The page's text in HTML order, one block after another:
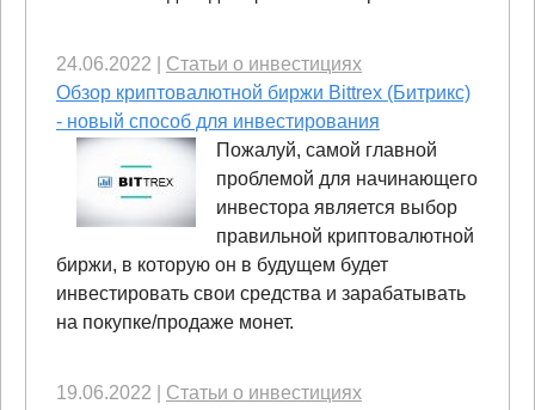
24.06.2022
Статьи о инвестициях
Обзор криптовалютной биржи Bittrex (Битрикс)
- новый способ для инвестирования
Пожалуй, самой главной
проблемой для начинающего
инвестора является выбор
правильной криптовалютной
биржи, в которую он в будущем будет
инвестировать свои средства и зарабатывать
на покупке/продаже монет.
19.06.2022
Статьи о инвестициях